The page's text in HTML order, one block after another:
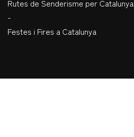
Rutes de Senderisme per Catalunya
-
Festes i Fires a Catalunya